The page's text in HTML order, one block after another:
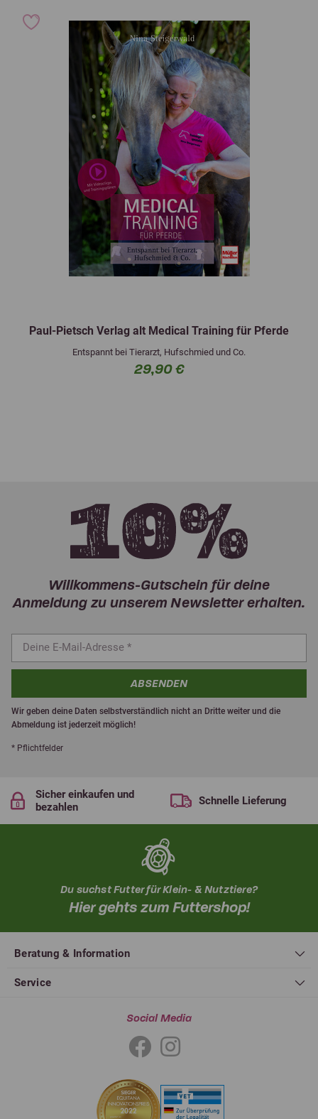
Paul-Pietsch Verlag alt Medical Training für Pferde
Entspannt bei Tierarzt, Hufschmied und Co.
29,90 €
Willkommens-Gutschein für deine
Anmeldung zu unserem Newsletter erhalten.
ABSENDEN
Wir geben deine Daten selbstverständlich nicht an Dritte weiter und die
Abmeldung ist jederzeit möglich!
* Pflichtfelder
Sicher einkaufen und
bezahlen
Schnelle Lieferung
Du suchst Futter für Klein- & Nutztiere?
Hier gehts zum Futtershop!
Beratung & Information
Service
Social Media